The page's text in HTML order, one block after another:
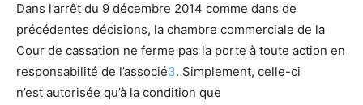
Dans l’arrêt du 9 décembre 2014 comme dans de
précédentes décisions, la chambre commerciale de la
Cour de cassation ne ferme pas la porte à toute action en
responsabilité de l’associé3. Simplement, celle-ci
n’est autorisée qu’à la condition que